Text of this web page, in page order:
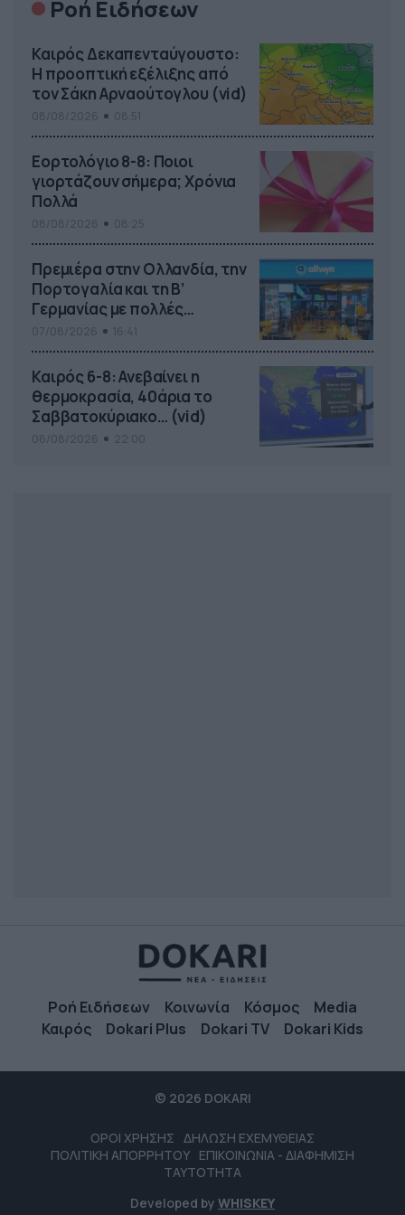
Ροή Ειδήσεων
Καιρός Δεκαπενταύγουστο:
Η προοπτική εξέλιξης από
τον Σάκη Αρναούτογλου (vid)
Εορτολόγιο 8-8: Ποιοι
γιορτάζουν σήμερα; Χρόνια
Πολλά
Πρεμιέρα στην Ολλανδία, την
Πορτογαλία και τη Β’
Γερμανίας με πολλές
στοιχηματικές επιλογές από
το ΠΑΜΕ ΣΤΟΙΧΗΜΑ
Καιρός 6-8: Ανεβαίνει η
θερμοκρασία, 40άρια το
Σαββατοκύριακο… (vid)
Ροή Ειδήσεων Κοινωνία Κόσμος
Media
Καιρός
Dokari Plus Dokari TV Dokari Kids
© 2026 DOKARI
ΟΡΟΙ ΧΡΗΣΗΣ ΔΗΛΩΣΗ ΕΧΕΜΥΘΕΙΑΣ
ΠΟΛΙΤΙΚΗ ΑΠΟΡΡΗΤΟΥ ΕΠΙΚΟΙΝΩΝΙΑ - ΔΙΑΦΗΜΙΣΗ
ΤΑΥΤΟΤΗΤΑ
Developed by WHISKEY